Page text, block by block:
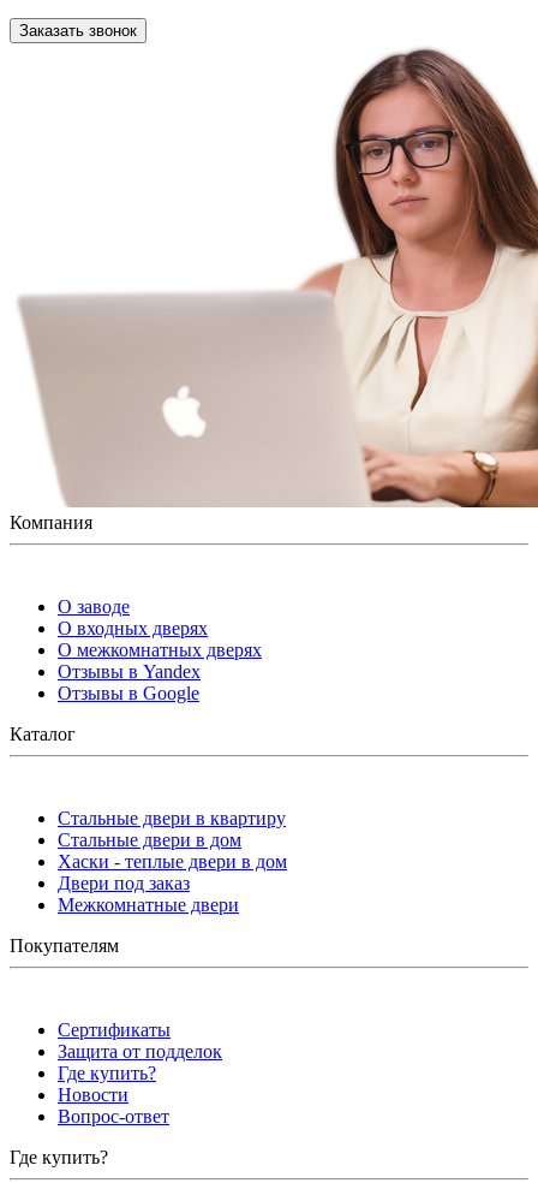
Заказать звонок
Компания
О заводе
О входных дверях
О межкомнатных дверях
Отзывы в Yandex
Отзывы в Google
Каталог
Стальные двери в квартиру
Стальные двери в дом
Хаски - теплые двери в дом
Двери под заказ
Межкомнатные двери
Покупателям
Сертификаты
Защита от подделок
Где купить?
Новости
Вопрос-ответ
Где купить?